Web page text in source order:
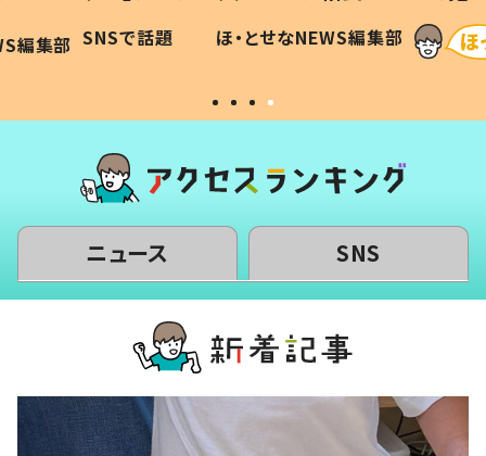
編集部
作り続ける理由とは #令和の親
#令和の子
SNSで話題 ほ・とせなNEWS編集部 「涙が
い」
ニュース SNS